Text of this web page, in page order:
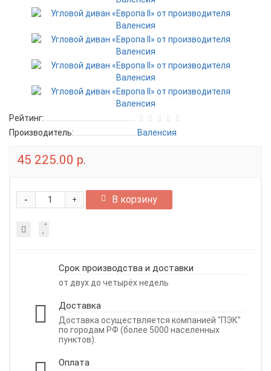
Рейтинг:
Производитель:
Валенсия
45 225.00 р.
+
- В корзину
Срок производства и доставки
от двух до четырёх недель
Доставка
Доставка осуществляется компанией "ПЭК"
по городам РФ (более 5000 населенных
пунктов).
Оплата